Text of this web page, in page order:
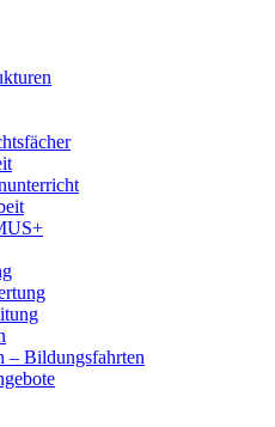
– Bildungsfahrten